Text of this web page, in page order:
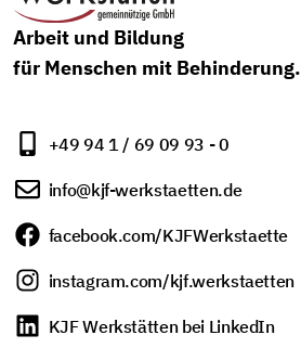
Arbeit und Bildung
für Menschen mit Behinderung.
+49 94 1 / 69 09 93 - 0
info@kjf-werkstaetten.de
facebook.com/KJFWerkstaette
instagram.com/kjf.werkstaetten
KJF Werkstätten bei LinkedIn